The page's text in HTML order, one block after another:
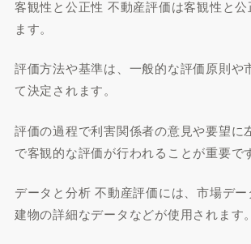
客観性と公正性 不動産評価は客観性と
ます。
評価方法や基準は、一般的な評価原則や
て決定されます。
評価の過程で利害関係者の意見や要望に
で客観的な評価が行われることが重要で
データと分析 不動産評価には、市場デー
建物の詳細なデータなどが使用されます。